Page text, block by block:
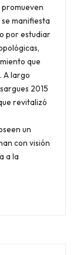
manifiesta
por estudiar
que
A largo
2015
revitalizó
un
con visión
a la